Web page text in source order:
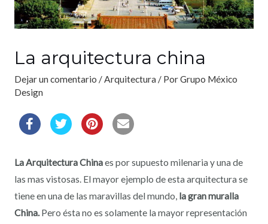
La arquitectura china
Dejar un comentario /Arquitectura / PorGrupo México
Design
La Arquitectura Chinaes por supuesto milenaria y una de
las mas vistosas. El mayor ejemplo de esta arquitectura se
tiene en una de las maravillas del mundo, la gran muralla
China.Pero ésta no es solamente la mayor representación